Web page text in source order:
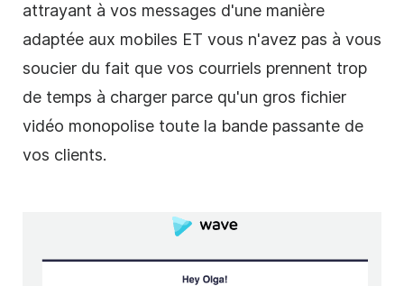
attrayant à vos messages d'une manière
adaptée aux mobiles ET vous n'avez pas à vous
soucier du fait que vos courriels prennent trop
de temps à charger parce qu'un gros fichier
vidéo monopolise toute la bande passante de
vos clients.